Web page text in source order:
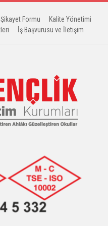
Formu
Kalite Yönetimi
İş Başvurusu ve İletişim